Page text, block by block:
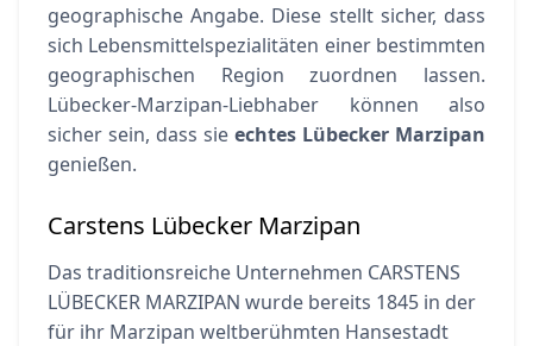
geographische Angabe. Diese stellt sicher, dass
sich Lebensmittelspezialitäten einer bestimmten
geographischen Region zuordnen lassen.
Lübecker-Marzipan-Liebhaber können also
sicher sein, dass sie echtes Lübecker Marzipan
genießen.
Carstens Lübecker Marzipan
Das traditionsreiche Unternehmen CARSTENS
LÜBECKER MARZIPAN wurde bereits 1845 in der
für ihr Marzipan weltberühmten Hansestadt